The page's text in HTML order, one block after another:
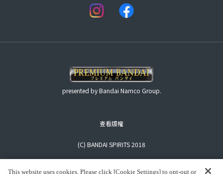
presented by Bandai Namco Group.
查看版權
(C) BANDAI SPIRITS 2018
This website uses cookies. Please click [Cookie Settings] to opt-out or